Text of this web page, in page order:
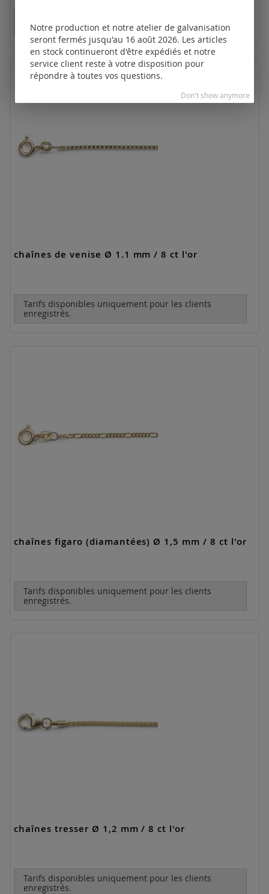
enregistrés.
chaînes de venise Ø 1.1 mm / 8 ct l'or
Tarifs disponibles uniquement pour les clients
enregistrés.
chaînes figaro (diamantées) Ø 1,5 mm / 8 ct l'or
Tarifs disponibles uniquement pour les clients
enregistrés.
chaînes tresser Ø 1,2 mm / 8 ct l'or
Tarifs disponibles uniquement pour les clients
enregistrés.
Notre production et notre atelier de galvanisation
seront fermés jusqu'au 16 août 2026. Les articles
en stock continueront d'être expédiés et notre
service client reste à votre disposition pour
répondre à toutes vos questions.
Don't show anymore